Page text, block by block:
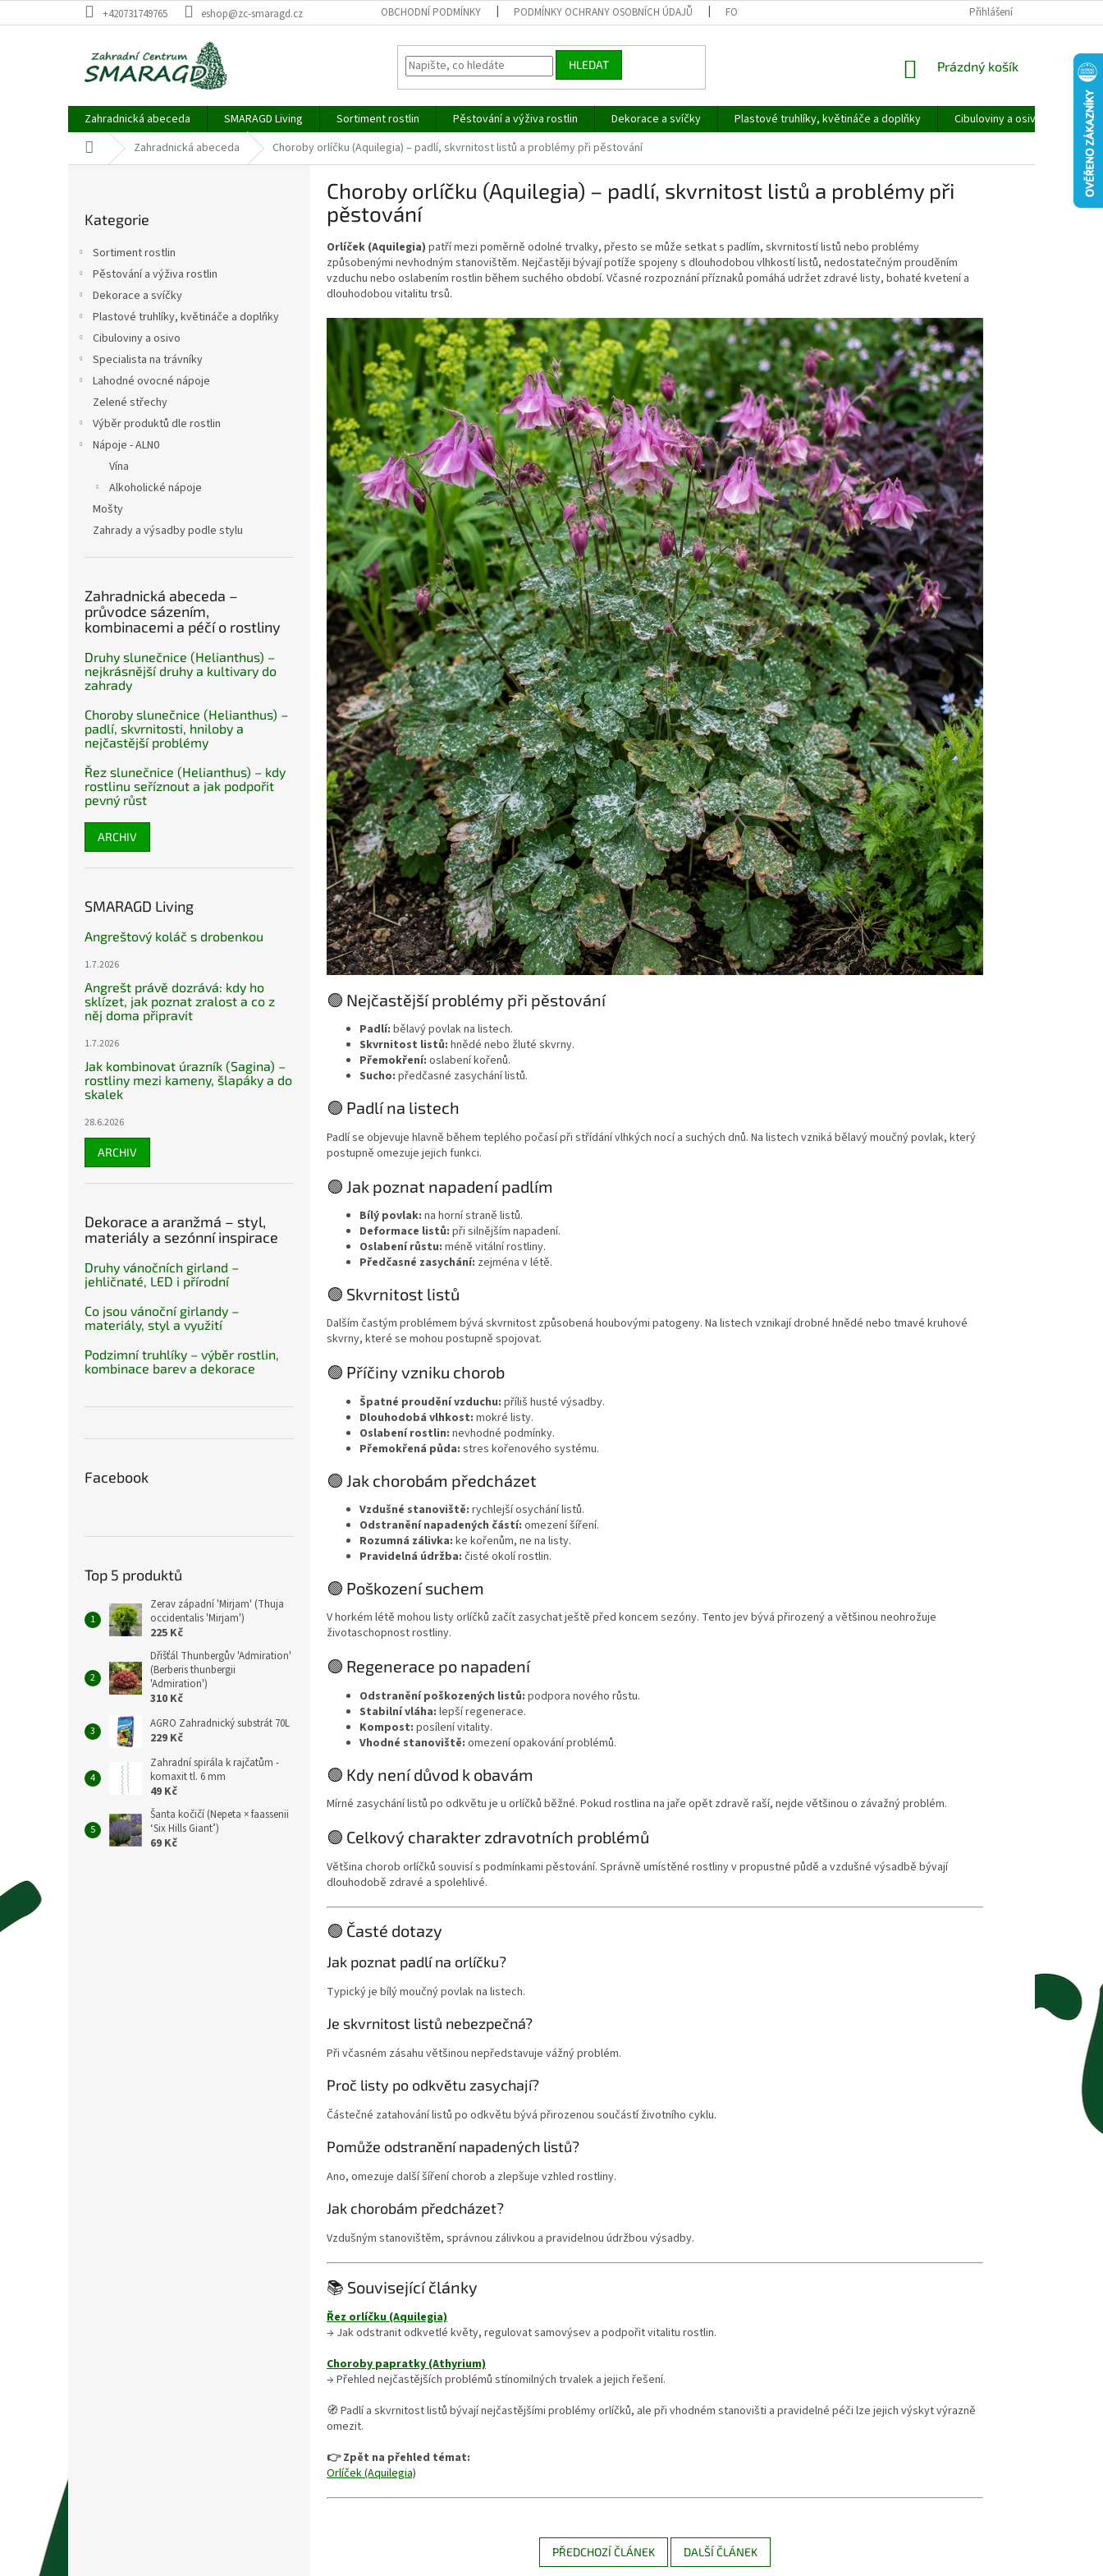
na
+420731749765 eshop@zc-smaragd.cz OBCHODNÍ PODMÍNKY PODMÍNKY OCHRANY OSOBNÍCH ÚDAJŮ FORMULÁŘ PRO UPLATNĚNÍ REKLAMACE REKLAMAČNÍ ŘÁD
Přihlášení
HLEDAT
NÁKUPNÍ
Prázdný košík
Zahradnická abeceda SMARAGD Living Sortiment rostlin Pěstování a výživa rostlin Dekorace a svíčky Plastové truhlíky, květináče a doplňky Cibuloviny a osivo
Domů Zahradnická abeceda Choroby orlíčku (Aquilegia) – padlí, skvrnitost listů a problémy při pěstování
kategorie
Kategorie
Sortiment rostlin
Pěstování a výživa rostlin
Dekorace a svíčky
Plastové truhlíky, květináče a doplňky
Cibuloviny a osivo
Specialista na trávníky
Lahodné ovocné nápoje
Zelené střechy
Výběr produktů dle rostlin
Nápoje - ALN0
Vína
Alkoholické nápoje
Mošty
Zahrady a výsadby podle stylu
Zahradnická abeceda –
průvodce sázením,
kombinacemi a péčí o rostliny
Druhy slunečnice (Helianthus) –
nejkrásnější druhy a kultivary do
zahrady
Choroby slunečnice (Helianthus) –
padlí, skvrnitosti, hniloby a
nejčastější problémy
Řez slunečnice (Helianthus) – kdy
rostlinu seříznout a jak podpořit
pevný růst
ARCHIV
SMARAGD Living
Angreštový koláč s drobenkou
1.7.2026
Angrešt právě dozrává: kdy ho
sklízet, jak poznat zralost a co z
něj doma připravit
1.7.2026
Jak kombinovat úrazník (Sagina) –
rostliny mezi kameny, šlapáky a do
skalek
28.6.2026
ARCHIV
Dekorace a aranžmá – styl,
materiály a sezónní inspirace
Druhy vánočních girland –
jehličnaté, LED i přírodní
Co jsou vánoční girlandy –
materiály, styl a využití
Podzimní truhlíky – výběr rostlin,
kombinace barev a dekorace
Facebook
Top 5 produktů
Zerav západní 'Mirjam' (Thuja
occidentalis 'Mirjam')
225 Kč
Dřišťál Thunbergův 'Admiration'
(Berberis thunbergii
'Admiration')
310 Kč
AGRO Zahradnický substrát 70L
229 Kč
Zahradní spirála k rajčatům -
komaxit tl. 6 mm
49 Kč
Šanta kočičí (Nepeta × faassenii
‘Six Hills Giant’)
69 Kč
Choroby orlíčku (Aquilegia) – padlí, skvrnitost listů a problémy při
pěstování
Orlíček (Aquilegia) patří mezi poměrně odolné trvalky, přesto se může setkat s padlím, skvrnitostí listů nebo problémy
způsobenými nevhodným stanovištěm. Nejčastěji bývají potíže spojeny s dlouhodobou vlhkostí listů, nedostatečným prouděním
vzduchu nebo oslabením rostlin během suchého období. Včasné rozpoznání příznaků pomáhá udržet zdravé listy, bohaté kvetení a
dlouhodobou vitalitu trsů.
🟢 Nejčastější problémy při pěstování
Padlí: bělavý povlak na listech.
Skvrnitost listů: hnědé nebo žluté skvrny.
Přemokření: oslabení kořenů.
Sucho: předčasné zasychání listů.
🟢 Padlí na listech
Padlí se objevuje hlavně během teplého počasí při střídání vlhkých nocí a suchých dnů. Na listech vzniká bělavý moučný povlak, který
postupně omezuje jejich funkci.
🟢 Jak poznat napadení padlím
Bílý povlak: na horní straně listů.
Deformace listů: při silnějším napadení.
Oslabení růstu: méně vitální rostliny.
Předčasné zasychání: zejména v létě.
🟢 Skvrnitost listů
Dalším častým problémem bývá skvrnitost způsobená houbovými patogeny. Na listech vznikají drobné hnědé nebo tmavé kruhové
skvrny, které se mohou postupně spojovat.
🟢 Příčiny vzniku chorob
Špatné proudění vzduchu: příliš husté výsadby.
Dlouhodobá vlhkost: mokré listy.
Oslabení rostlin: nevhodné podmínky.
Přemokřená půda: stres kořenového systému.
🟢 Jak chorobám předcházet
Vzdušné stanoviště: rychlejší osychání listů.
Odstranění napadených částí: omezení šíření.
Rozumná zálivka: ke kořenům, ne na listy.
Pravidelná údržba: čisté okolí rostlin.
🟢 Poškození suchem
V horkém létě mohou listy orlíčků začít zasychat ještě před koncem sezóny. Tento jev bývá přirozený a většinou neohrožuje
životaschopnost rostliny.
🟢 Regenerace po napadení
Odstranění poškozených listů: podpora nového růstu.
Stabilní vláha: lepší regenerace.
Kompost: posílení vitality.
Vhodné stanoviště: omezení opakování problémů.
🟢 Kdy není důvod k obavám
Mírné zasychání listů po odkvětu je u orlíčků běžné. Pokud rostlina na jaře opět zdravě raší, nejde většinou o závažný problém.
🟢 Celkový charakter zdravotních problémů
Většina chorob orlíčků souvisí s podmínkami pěstování. Správně umístěné rostliny v propustné půdě a vzdušné výsadbě bývají
dlouhodobě zdravé a spolehlivé.
🟢 Časté dotazy
Jak poznat padlí na orlíčku?
Typický je bílý moučný povlak na listech.
Je skvrnitost listů nebezpečná?
Při včasném zásahu většinou nepředstavuje vážný problém.
Proč listy po odkvětu zasychají?
Částečné zatahování listů po odkvětu bývá přirozenou součástí životního cyklu.
Pomůže odstranění napadených listů?
Ano, omezuje další šíření chorob a zlepšuje vzhled rostliny.
Jak chorobám předcházet?
Vzdušným stanovištěm, správnou zálivkou a pravidelnou údržbou výsadby.
📚 Související články
Řez orlíčku (Aquilegia)
→ Jak odstranit odkvetlé květy, regulovat samovýsev a podpořit vitalitu rostlin.
Choroby papratky (Athyrium)
→ Přehled nejčastějších problémů stínomilných trvalek a jejich řešení.
🧭 Padlí a skvrnitost listů bývají nejčastějšími problémy orlíčků, ale při vhodném stanovišti a pravidelné péči lze jejich výskyt výrazně
omezit.
👉 Zpět na přehled témat:
Orlíček (Aquilegia)
PŘEDCHOZÍ ČLÁNEK DALŠÍ ČLÁNEK